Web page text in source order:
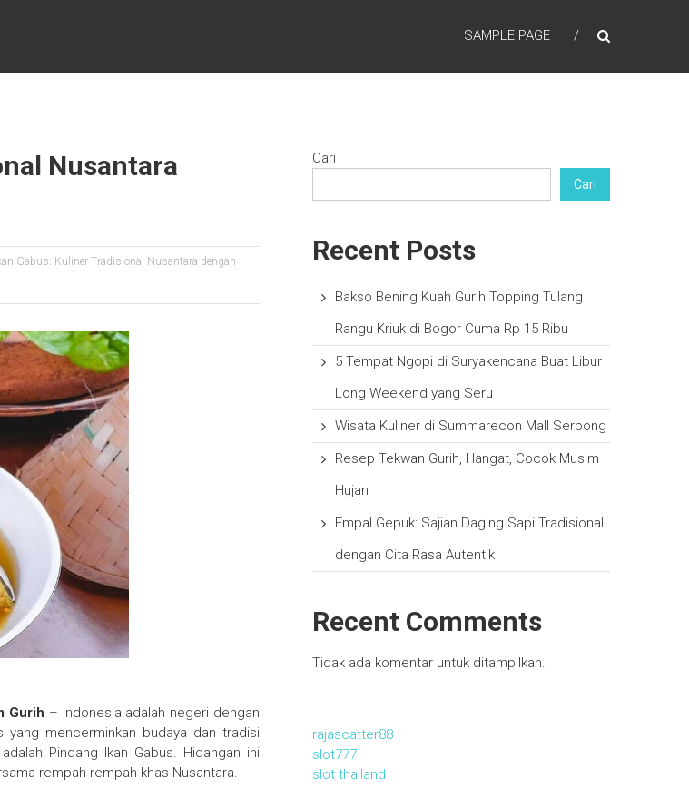
SAMPLE PAGE
Nusantara
Gabus: Kuliner Tradisional Nusantara dengan
Gurih – Indonesia adalah negeri dengan
yang mencerminkan budaya dan tradisi
Pindang Ikan Gabus. Hidangan ini
rempah-rempah khas Nusantara.
Cari
Cari
Recent Posts
Bakso Bening Kuah Gurih Topping Tulang
Rangu Kriuk di Bogor Cuma Rp 15 Ribu
5 Tempat Ngopi di Suryakencana Buat Libur
Long Weekend yang Seru
Wisata Kuliner di Summarecon Mall Serpong
Resep Tekwan Gurih, Hangat, Cocok Musim
Hujan
Empal Gepuk: Sajian Daging Sapi Tradisional
dengan Cita Rasa Autentik
Recent Comments
Tidak ada komentar untuk ditampilkan.
rajascatter88
slot777
slot thailand